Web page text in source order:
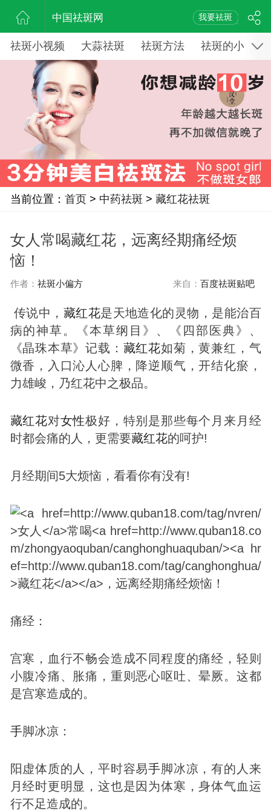
中国祛斑网 我要祛斑
祛斑小视频 大蒜祛斑 祛斑方法 祛斑的小窍门
当前位置： 首页> 中药祛斑 > 藏红花祛斑
女人常喝藏红花，远离经期痛经烦
恼！
作者： 祛斑小偏方 来自： 百度祛斑贴吧
传说中， 藏红花是天地造化的灵物，是能治百
病的神草。《本草纲目》、《四部医典》、
《晶珠本草》记载： 藏红花如菊，黄兼红，气
微香，入口沁人心脾，降逆顺气，开结化瘀，
力雄峻，乃红花中之极品。
藏红花对女性极好，特别是那些每个月来月经
时都会痛的人，更需要藏红花的呵护!
月经期间5大烦恼，看看你有没有!
痛经：
宫寒，血行不畅会造成不同程度的痛经，轻则
小腹冷痛、胀痛，重则恶心呕吐、晕厥。这都
是宫寒造成的。
手脚冰凉：
阳虚体质的人，平时容易手脚冰凉，有的人来
月经时更明显，这也是因为体寒，身体气血运
行不足造成的。